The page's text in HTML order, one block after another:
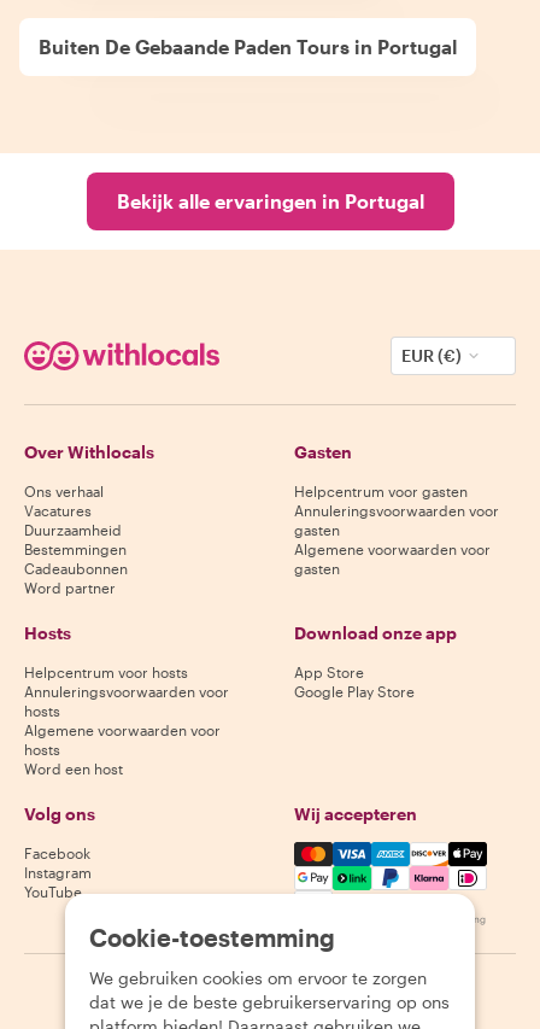
Buiten De Gebaande Paden Tours in Portugal
Bekijk alle ervaringen in Portugal
EUR (€)
Over Withlocals
Ons verhaal
Vacatures
Duurzaamheid
Bestemmingen
Cadeaubonnen
Word partner
Gasten
Helpcentrum voor gasten
Annuleringsvoorwaarden voor
gasten
Algemene voorwaarden voor
gasten
Hosts
Helpcentrum voor hosts
Annuleringsvoorwaarden voor
hosts
Algemene voorwaarden voor
hosts
Word een host
Download onze app
App Store
Google Play Store
Volg ons
Facebook
Instagram
YouTube
Wij accepteren
Mastercard, Visa, Amex,
Beschikbaarheid varieert per bestemming
2026 Withlocals.com Privacybeleid Cookies
Cookie-toestemming
We gebruiken cookies om ervoor te zorgen
dat we je de beste gebruikerservaring op ons